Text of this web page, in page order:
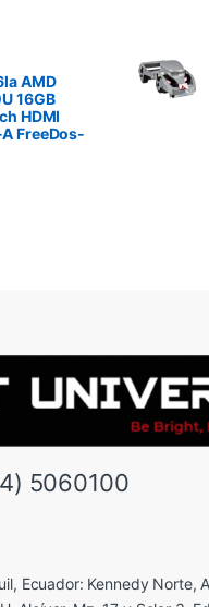
AMD
16GB
HDMI
FreeDos-
5060100
Ecuador: Kennedy Norte,